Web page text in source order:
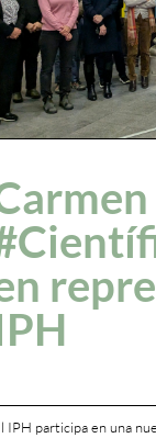
IPH participa en una